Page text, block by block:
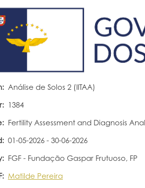
Análise de Solos 2 (IITAA)
1384
Fertility Assessment and Diagnosis
01-05-2026 - 30-06-2026
FGF - Fundação Gaspar Frutuoso, FP
Matilde Pereira